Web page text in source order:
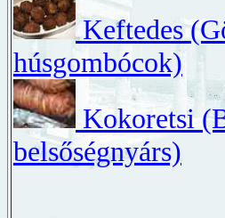
Keftedes
húsgombócok)
Kokoretsi
belsőségnyárs)